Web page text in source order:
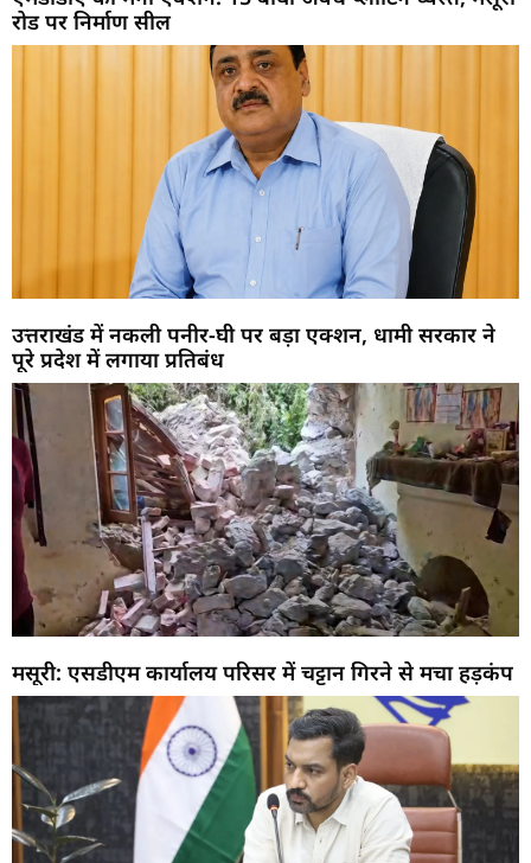
रोड पर निर्माण सील
उत्तराखंड में नकली पनीर-घी पर बड़ा एक्शन, धामी सरकार ने
पूरे प्रदेश में लगाया प्रतिबंध
मसूरी: एसडीएम कार्यालय परिसर में चट्टान गिरने से मचा हड़कंप